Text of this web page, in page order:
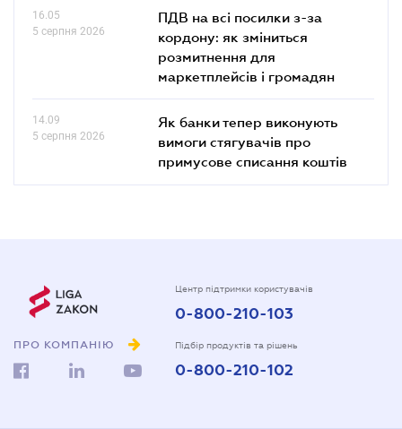
16.05
5 серпня 2026
ПДВ на всі посилки з-за
кордону: як зміниться
розмитнення для
маркетплейсів і громадян
14.09
5 серпня 2026
Як банки тепер виконують
вимоги стягувачів про
примусове списання коштів
ПРО КОМПАНІЮ
Центр підтримки користувачів
0-800-210-103
Підбір продуктів та рішень
0-800-210-102